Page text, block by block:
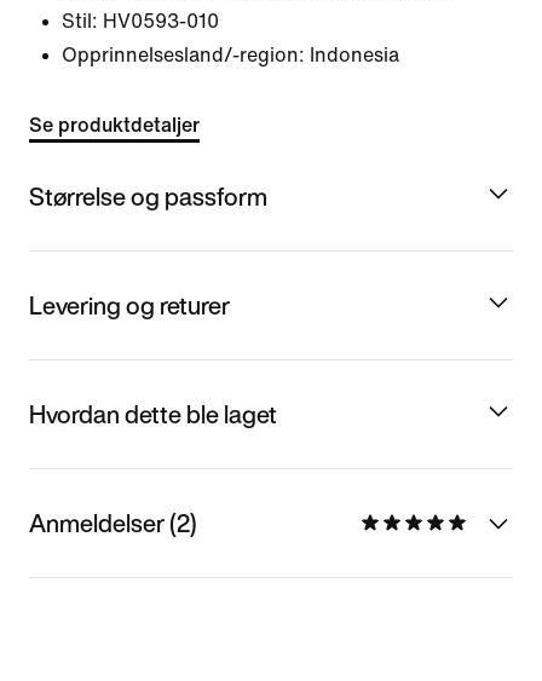
Stil: HV0593-010
Opprinnelsesland/-region: Indonesia
Se produktdetaljer
Størrelse og passform
Levering og returer
Hvordan dette ble laget
Anmeldelser (2)